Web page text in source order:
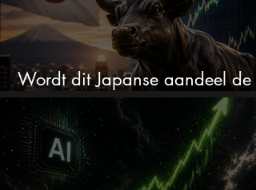
Wordt dit Japanse aandeel de
comeback kid van 2026?